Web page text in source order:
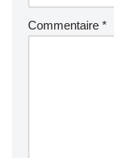
Commentaire *